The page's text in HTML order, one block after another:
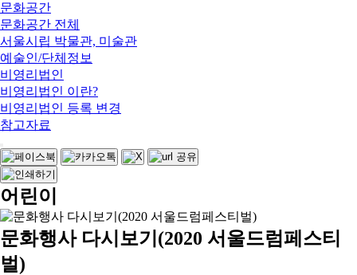
문화공간
문화공간 전체
서울시립 박물관, 미술관
예술인/단체정보
비영리법인
비영리법인 이란?
비영리법인 등록 변경
참고자료
어린이
문화행사 다시보기(2020 서울드럼페스티
벌)